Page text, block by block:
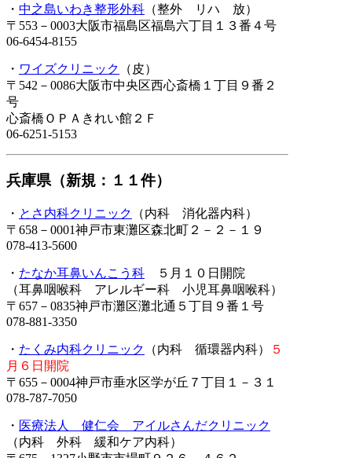
・ 中之島いわき整形外科 （整外 リハ 放）
〒553－0003大阪市福島区福島六丁目１３番４号
06-6454-8155
・ ワイズクリニック
（皮）
〒542－0086大阪市中央区西心斎橋１丁目９番２
号
心斎橋ＯＰＡきれい館２Ｆ
06-6251-5153
兵庫県（新規：１１件）
・ とさ内科クリニック
（内科 消化器内科）
〒658－0001神戸市東灘区森北町２－２－１９
078-413-5600
・ たなか耳鼻いんこう科 ５月１０日開院
（耳鼻咽喉科 アレルギー科 小児耳鼻咽喉科）
〒657－0835神戸市灘区灘北通５丁目９番１号
078-881-3350
・ たくみ内科クリニック （内科 循環器内科）
５
月６日開院
〒655－0004神戸市垂水区学が丘７丁目１－３１
078-787-7050
・ 医療法人 健仁会 アイルさんだクリニック
（内科 外科 緩和ケア内科）